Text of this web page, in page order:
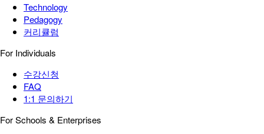
Technology
Pedagogy
커리큘럼
For Individuals
수강신청
FAQ
1:1 문의하기
For Schools & Enterprises